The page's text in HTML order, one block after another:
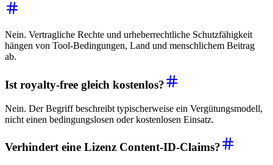
Nein. Vertragliche Rechte und urheberrechtliche Schutzfähigkeit
hängen von Tool-Bedingungen, Land und menschlichem Beitrag
ab.
Ist royalty-free gleich kostenlos?
Nein. Der Begriff beschreibt typischerweise ein Vergütungsmodell,
nicht einen bedingungslosen oder kostenlosen Einsatz.
Verhindert eine Lizenz Content-ID-Claims?